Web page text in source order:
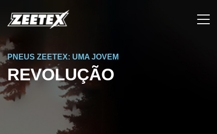
PNEUS ZEETEX: UMA JOVEM
REVOLUÇÃO